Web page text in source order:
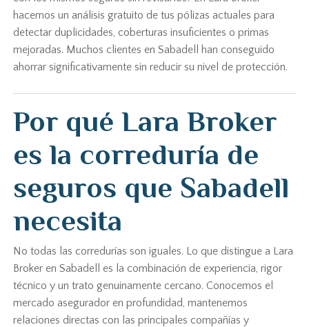
hacemos un análisis gratuito de tus pólizas actuales para
detectar duplicidades, coberturas insuficientes o primas
mejoradas. Muchos clientes en Sabadell han conseguido
ahorrar significativamente sin reducir su nivel de protección.
Por qué Lara Broker
es la correduría de
seguros que Sabadell
necesita
No todas las corredurías son iguales. Lo que distingue a Lara
Broker en Sabadell es la combinación de experiencia, rigor
técnico y un trato genuinamente cercano. Conocemos el
mercado asegurador en profundidad, mantenemos
relaciones directas con las principales compañías y